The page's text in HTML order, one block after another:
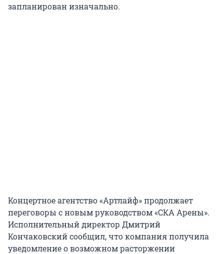
запланирован изначально.
Концертное агентство «Артлайф» продолжает
переговоры с новым руководством «СКА Арены».
Исполнительный директор Дмитрий
Кончаковский сообщил, что компания получила
уведомление о возможном расторжении